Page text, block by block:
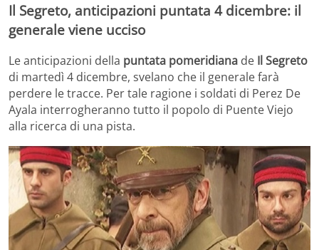
Il Segreto, anticipazioni puntata 4 dicembre: il
generale viene ucciso
Le anticipazioni della puntata pomeridiana de Il Segreto
di martedì 4 dicembre, svelano che il generale farà
perdere le tracce. Per tale ragione i soldati di Perez De
Ayala interrogheranno tutto il popolo di Puente Viejo
alla ricerca di una pista.